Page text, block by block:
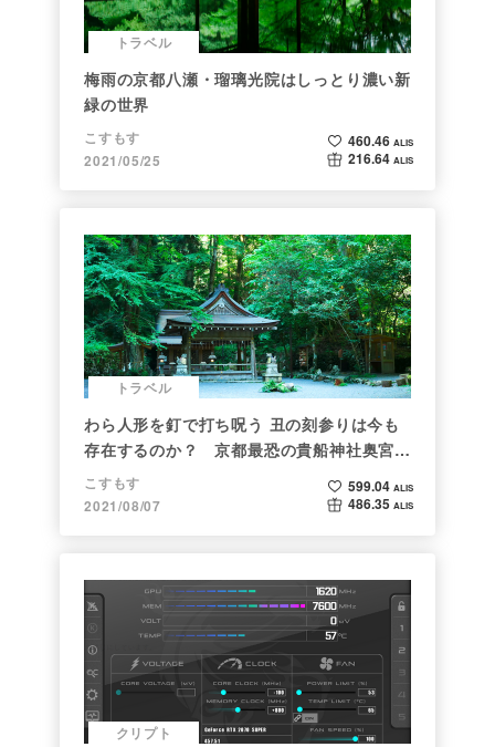
トラベル
梅雨の京都八瀬・瑠璃光院はしっとり濃い新
緑の世界
こすもす
2021/05/25
460.46 ALIS
216.64 ALIS
トラベル
わら人形を釘で打ち呪う 丑の刻参りは今も
存在するのか？ 京都最恐の貴船神社奥宮を
調べた
こすもす
2021/08/07
599.04 ALIS
486.35 ALIS
クリプト